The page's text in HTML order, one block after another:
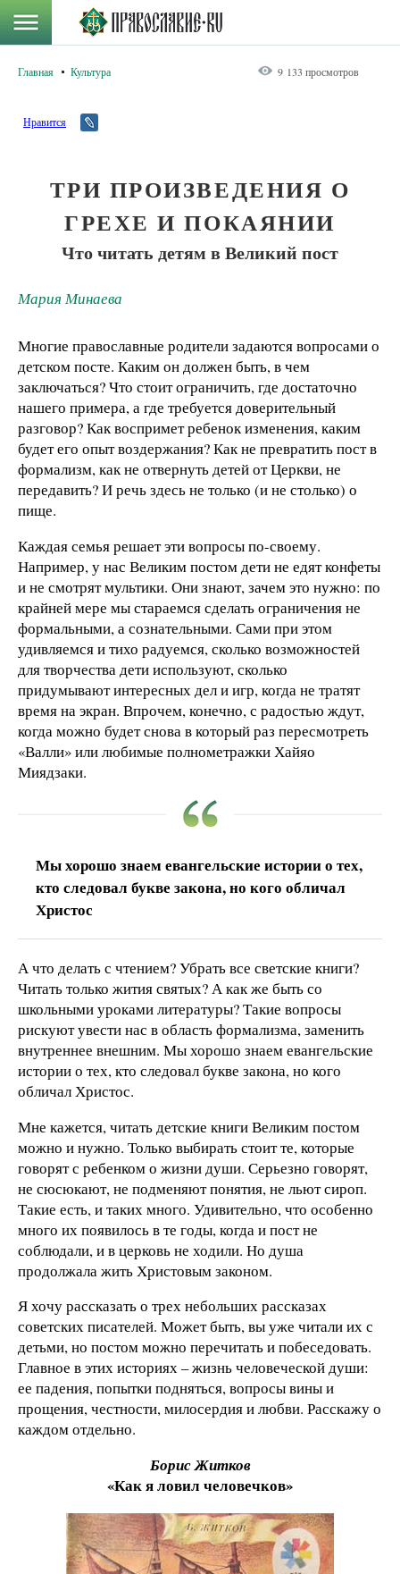
Главная Культура 9 133 просмотров
Нравится
ТРИ ПРОИЗВЕДЕНИЯ О
ГРЕХЕ И ПОКАЯНИИ
Что читать детям в Великий пост
Мария Минаева
Многие православные родители задаются вопросами о
детском посте. Каким он должен быть, в чем
заключаться? Что стоит ограничить, где достаточно
нашего примера, а где требуется доверительный
разговор? Как воспримет ребенок изменения, каким
будет его опыт воздержания? Как не превратить пост в
формализм, как не отвернуть детей от Церкви, не
передавить? И речь здесь не только (и не столько) о
пище.
Каждая семья решает эти вопросы по-своему.
Например, у нас Великим постом дети не едят конфеты
и не смотрят мультики. Они знают, зачем это нужно: по
крайней мере мы стараемся сделать ограничения не
формальными, а сознательными. Сами при этом
удивляемся и тихо радуемся, сколько возможностей
для творчества дети используют, сколько
придумывают интересных дел и игр, когда не тратят
время на экран. Впрочем, конечно, с радостью ждут,
когда можно будет снова в который раз пересмотреть
«Валли» или любимые полнометражки Хайяо
Миядзаки.
Мы хорошо знаем евангельские истории о тех,
кто следовал букве закона, но кого обличал
Христос
А что делать с чтением? Убрать все светские книги?
Читать только жития святых? А как же быть со
школьными уроками литературы? Такие вопросы
рискуют увести нас в область формализма, заменить
внутреннее внешним. Мы хорошо знаем евангельские
истории о тех, кто следовал букве закона, но кого
обличал Христос.
Мне кажется, читать детские книги Великим постом
можно и нужно. Только выбирать стоит те, которые
говорят с ребенком о жизни души. Серьезно говорят,
не сюсюкают, не подменяют понятия, не льют сироп.
Такие есть, и таких много. Удивительно, что особенно
много их появилось в те годы, когда и пост не
соблюдали, и в церковь не ходили. Но душа
продолжала жить Христовым законом.
Я хочу рассказать о трех небольших рассказах
советских писателей. Может быть, вы уже читали их с
детьми, но постом можно перечитать и побеседовать.
Главное в этих историях – жизнь человеческой души:
ее падения, попытки подняться, вопросы вины и
прощения, честности, милосердия и любви. Расскажу о
каждом отдельно.
Борис Житков
«Как я ловил человечков»